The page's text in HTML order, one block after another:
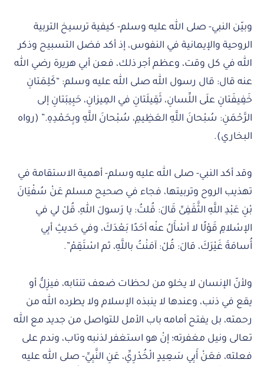
وبيّن النبي- صلى الله عليه وسلم- كيفية ترسيخ التربية
الروحية والإيمانية في النفوس، إذ أكد فضل التسبيح وذكر
الله في كل وقت، وعظم أجر ذلك، فعن أبي هريرة رضي الله
عنه قال: قال رسول الله صلى الله عليه وسلم: “كَلِمَتانِ
خَفِيفَتانِ علَى اللِّسانِ، ثَقِيلَتانِ في المِيزانِ، حَبِيبَتانِ إلى
الرَّحْمَنِ: سُبْحانَ اللَّهِ العَظِيمِ، سُبْحانَ اللَّهِ وبِحَمْدِهِ.” (رواه
البخاري).
وقد أكد النبي- صلى الله عليه وسلم- أهمية الاستقامة في
تهذيب الروح وتربيتها، فجاء في صحيح مسلم عَنْ سُفْيَانَ
بْنِ عَبْدِ اللَّهِ الثَّقَفِىِّ قَالَ: قُلتُ: يا رَسولَ اللهِ، قُلْ لي في
الإسْلامِ قَوْلًا لا أسْأَلُ عنْه أحَدًا بَعْدَكَ، وفي حَديثِ أبِي
أُسامَةَ غَيْرَكَ، قالَ: قُلْ: آمَنْتُ باللَّهِ، ثم اسْتَقِمْ”.
ولأنّ الإنسان لا يخلو من لحظات ضعف تنتابه، فيزِلُّ أو
يقع في ذنب، وعندها لا ينبذه الإسلام ولا يطرده الله من
رحمته، بل يفتح أمامه باب الأمل للتواصل من جديد مع الله
تعالى ونيل مغفرته؛ إنْ هو استغفر لذنبه وتاب، وندم على
فعلته، فعَنْ أَبِي سَعِيدٍ الْخُدْرِيِّ، عَنِ النَّبِيِّ- صلى الله عليه